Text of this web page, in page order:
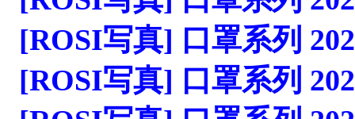
[ROSI写真] 口罩系列
[ROSI写真] 口罩系列